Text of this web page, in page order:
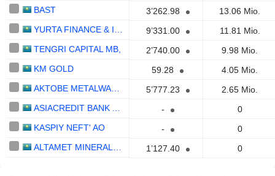
BAST
3’262.98
13.06 Mio.
9’331.00
11.81 Mio.
TENGRI CAPITAL MB,
2’740.00
9.98 Mio.
KM GOLD
59.28
4.05 Mio.
5’777.23
2.65 Mio.
-
0
KASPIY NEFT' AO
-
0
1’127.40 0